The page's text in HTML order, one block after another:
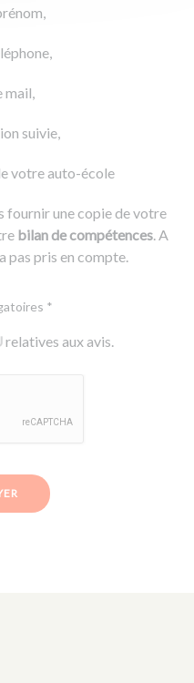
mail,
suivie,
votre auto-école
fournir une copie de votre
bilan de compétences. A
pas pris en compte.
*
relatives aux avis.